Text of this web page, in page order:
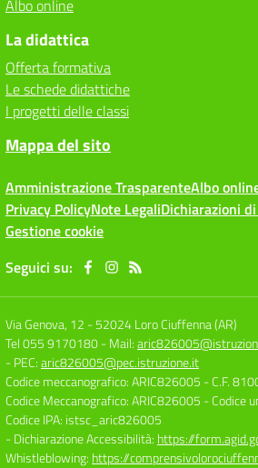
Albo online
La didattica
Offerta formativa
Le schede didattiche
I progetti delle classi
Mappa del sito
Amministrazione TrasparenteAlbo
Privacy PolicyNote LegaliDichiarazioni
Gestione cookie
Seguici su:
Via Genova, 12 -52024 Loro Ciuffenna (AR)
Tel 055 9170180- Mail:
- PEC:aric826005@pec.istruzione.it
Codice meccanografico: ARIC826005 - C.F.
Codice Meccanografico: ARIC826005 - Codice
Codice IPA: istsc_aric826005
- Dichiarazione Accessibilità: https://
Whistleblowing: https://